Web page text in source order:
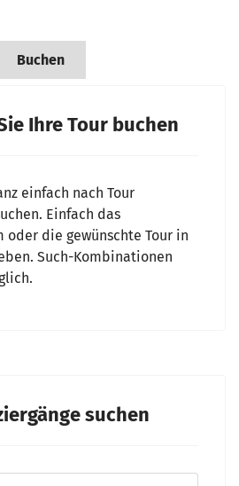
Buchen
Ihre Tour buchen
einfach nach Tour
Einfach das
oder die gewünschte Tour in
Such-Kombinationen
suchen